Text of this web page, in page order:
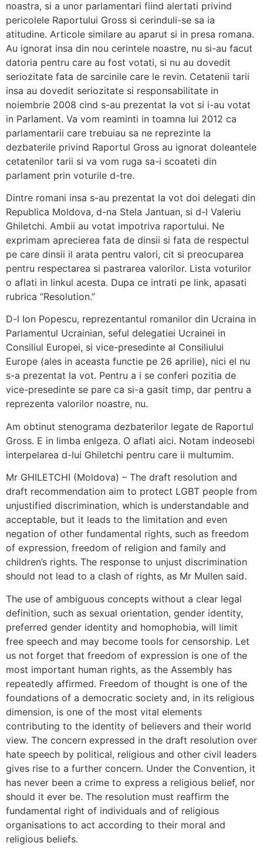
noastra, si a unor parlamentari fiind alertati privind
pericolele Raportului Gross si cerinduli-se sa ia
atitudine. Articole similare au aparut si in presa romana.
Au ignorat insa din nou cerintele noastre, nu si-au facut
datoria pentru care au fost votati, si nu au dovedit
seriozitate fata de sarcinile care le revin. Cetatenii tarii
insa au dovedit seriozitate si responsabilitate in
noiembrie 2008 cind s-au prezentat la vot si i-au votat
in Parlament. Va vom reaminti in toamna lui 2012 ca
parlamentarii care trebuiau sa ne reprezinte la
dezbaterile privind Raportul Gross au ignorat doleantele
cetatenilor tarii si va vom ruga sa-i scoateti din
parlament prin voturile d-tre.
Dintre romani insa s-au prezentat la vot doi delegati din
Republica Moldova, d-na Stela Jantuan, si d-l Valeriu
Ghiletchi. Ambii au votat impotriva raportului. Ne
exprimam aprecierea fata de dinsii si fata de respectul
pe care dinsii il arata pentru valori, cit si preocuparea
pentru respectarea si pastrarea valorilor. Lista voturilor
o aflati in linkul acesta. Dupa ce intrati pe link, apasati
rubrica “Resolution.”
D-l Ion Popescu, reprezentantul romanilor din Ucraina in
Parlamentul Ucrainian, seful delegatiei Ucrainei in
Consiliul Europei, si vice-presedinte al Consiliului
Europe (ales in aceasta functie pe 26 aprilie), nici el nu
s-a prezentat la vot. Pentru a i se conferi pozitia de
vice-presedinte se pare ca si-a gasit timp, dar pentru a
reprezenta valorilor noastre, nu.
Am obtinut stenograma dezbaterilor legate de Raportul
Gross. E in limba enlgeza. O aflati aici. Notam indeosebi
interpelarea d-lui Ghiletchi pentru care ii multumim.
Mr GHILETCHI (Moldova) – The draft resolution and
draft recommendation aim to protect LGBT people from
unjustified discrimination, which is understandable and
acceptable, but it leads to the limitation and even
negation of other fundamental rights, such as freedom
of expression, freedom of religion and family and
children’s rights. The response to unjust discrimination
should not lead to a clash of rights, as Mr Mullen said.
The use of ambiguous concepts without a clear legal
definition, such as sexual orientation, gender identity,
preferred gender identity and homophobia, will limit
free speech and may become tools for censorship. Let
us not forget that freedom of expression is one of the
most important human rights, as the Assembly has
repeatedly affirmed. Freedom of thought is one of the
foundations of a democratic society and, in its religious
dimension, is one of the most vital elements
contributing to the identity of believers and their world
view. The concern expressed in the draft resolution over
hate speech by political, religious and other civil leaders
gives rise to a further concern. Under the Convention, it
has never been a crime to express a religious belief, nor
should it ever be. The resolution must reaffirm the
fundamental right of individuals and of religious
organisations to act according to their moral and
religious beliefs.